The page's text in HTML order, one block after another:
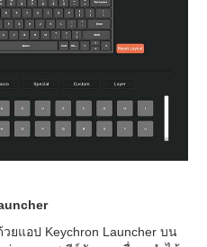
ยแอป Keychron Launcher บน